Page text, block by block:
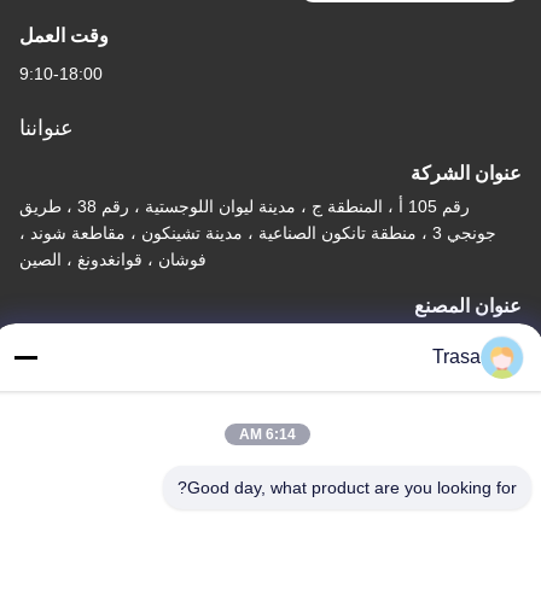
وقت العمل
9:10-18:00
عنواننا
عنوان الشركة
رقم 105 أ ، المنطقة ج ، مدينة ليوان اللوجستية ، رقم 38 ، طريق
جونجي 3 ، منطقة تانكون الصناعية ، مدينة تشينكون ، مقاطعة شوند ،
فوشان ، قوانغدونغ ، الصين
عنوان المصنع
جونجي 3 ، منطقة تانكون الصناعية ، مدينة تشينكون ، مقاطعة شوند ،
فوشان ، قوانغدونغ ، الصين
Trasa
6:14 AM
Good day, what product are you looking for?